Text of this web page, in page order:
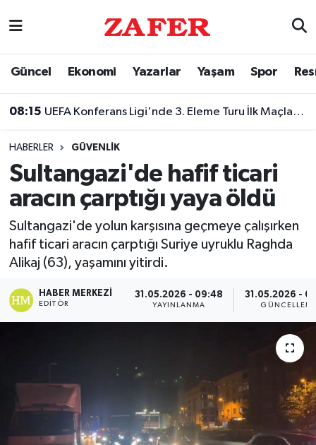
Güncel Ekonomi Yazarlar Yaşam Spor
08:15 UEFA Konferans Ligi'nde 3. Eleme Turu İlk Maçları Tamamlandı!
HABERLER GÜVENLIK
Sultangazi'de hafif ticari
aracın çarptığı yaya öldü
Sultangazi'de yolun karşısına geçmeye çalışırken
hafif ticari aracın çarptığı Suriye uyruklu Raghda
Alikaj (63), yaşamını yitirdi.
HABER MERKEZI
EDITÖR
31.05.2026 - 09:48
YAYINLANMA
31.05.2026 -
Nöbetçi Eczaneler
Trafik Durumu
Süper Lig Puan Durumu ve Fikstür
Tüm Manşetler
Son Dakika Haberleri
Haber Arşivi